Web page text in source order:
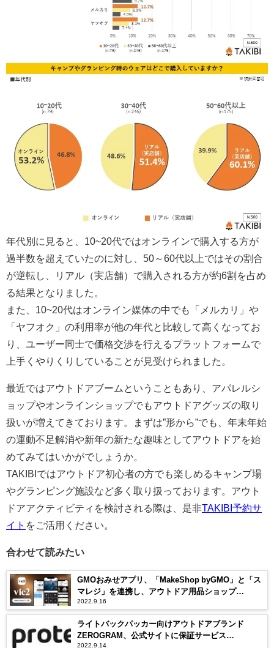
年代別に見ると、10~20代ではオンラインで購入する方が
過半数を超えていたのに対し、50～60代以上ではその割合
が逆転し、リアル（実店舗）で購入される方が約6割を占め
る結果となりました。
また、10~20代はオンライン媒体の中でも「メルカリ」や
「ヤフオク」の利用率が他の年代と比較して高くなってお
り、ユーザー同士で価格交渉を行えるプラットフォームで
上手くやりくりしていることが見受けられました。
最近ではアウトドアブームということもあり、アパレルシ
ョップやオンラインショップでもアウトドアグッズの取り
扱いが増えてきております。まずは”形から”でも、年末年始
の運動不足解消や新年の新たな趣味としてアウトドアを始
めてみてはいかがでしょうか。
TAKIBIではアウトドア初心者の方でも楽しめるキャンプ場
やグランピング施設など多く取り扱っております。アウト
ドアアクティビティを検討される際は、是非TAKIBI予約サ
イト をご活用ください。
合わせて読みたい
GMOおみせアプリ、「MakeShop byGMO」と「ス
マレジ」を連携し、アウトドア用品ショップ
「vic2」のアプリ開発を支援
2022.9.16
ライトバックパッカー向けアウトドアブランド
ZEROGRAM、公式サイトに保証サービス
2022.9.14